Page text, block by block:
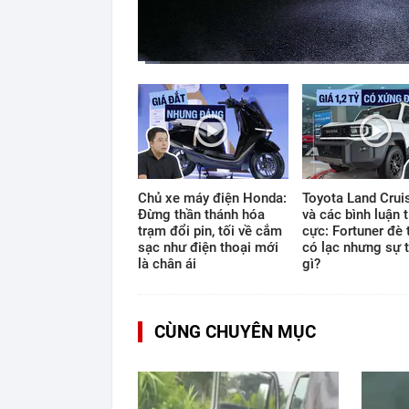
CurrentDuration
Chủ xe máy điện Honda:
Đừng thần thánh hóa
trạm đổi pin, tối về cắm
sạc như điện thoại mới
là chân ái
Toyota Land
và các bình luận
cực: Fortuner đè
có lạc nhưng sự
gì?
CÙNG CHUYÊN MỤC